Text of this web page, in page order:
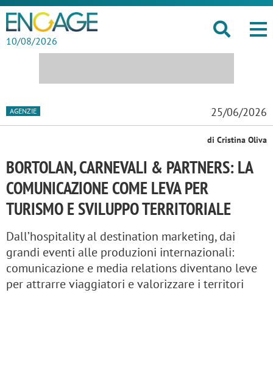
10/08/2026
AGENZIE 25/06/2026
di Cristina Oliva
BORTOLAN, CARNEVALI & PARTNERS: LA
COMUNICAZIONE COME LEVA PER
TURISMO E SVILUPPO TERRITORIALE
Dall’hospitality al destination marketing, dai
grandi eventi alle produzioni internazionali:
comunicazione e media relations diventano leve
per attrarre viaggiatori e valorizzare i territori